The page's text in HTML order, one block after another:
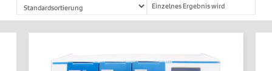
Einzelnes Ergebnis wird
angezeigt